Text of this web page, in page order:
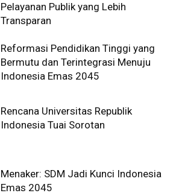
Pelayanan Publik yang Lebih
Transparan
Reformasi Pendidikan Tinggi yang
Bermutu dan Terintegrasi Menuju
Indonesia Emas 2045
Rencana Universitas Republik
Indonesia Tuai Sorotan
Menaker: SDM Jadi Kunci Indonesia
Emas 2045